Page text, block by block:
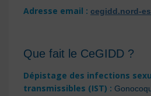
Adresse email : cegidd.nord-
Que fait le CeGIDD ?
Dépistage des infections
transmissibles (IST) :